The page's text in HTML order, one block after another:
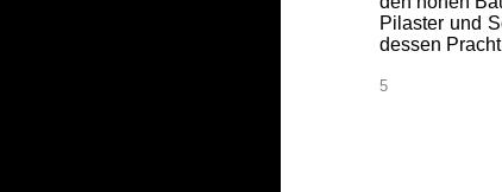
Pilaster und
dessen
5